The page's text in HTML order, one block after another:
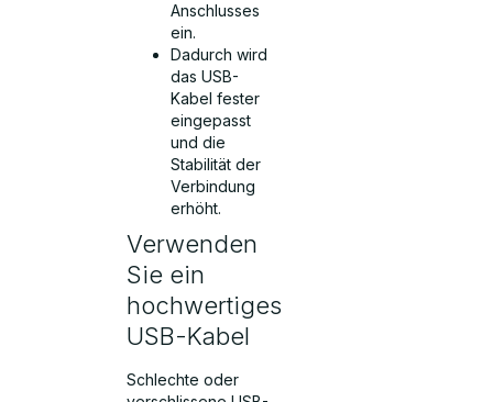
Anschlusses
ein.
Dadurch wird
das USB-
Kabel fester
eingepasst
und die
Stabilität der
Verbindung
erhöht.
Verwenden
Sie ein
hochwertiges
USB-Kabel
Schlechte oder